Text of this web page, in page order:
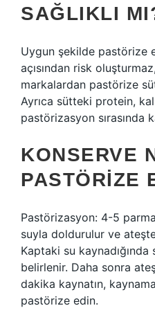
SAĞLIKLI
Uygun şekilde pastörize
açısından risk
markalardan pastörize
Ayrıca sütteki protein,
pastörizasyon sırasında
KONSERVE
PASTÖRIZE
Pastörizasyon: 4-5
suyla doldurulur ve ateşte
Kaptaki su
belirlenir. Daha sonra
dakika kaynatın,
pastörize edin.